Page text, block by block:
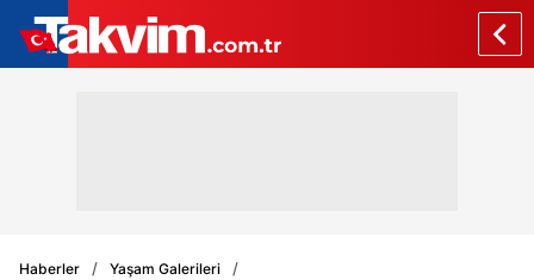
Haberler
Yaşam Galerileri